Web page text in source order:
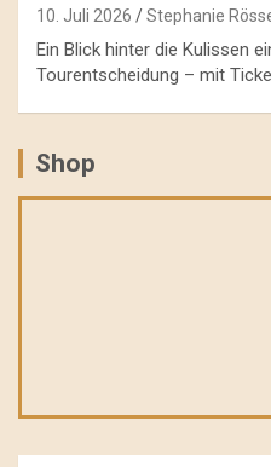
10. Juli 2026 Stephanie
Ein Blick hinter die Kulissen
Tourentscheidung – mit
Shop